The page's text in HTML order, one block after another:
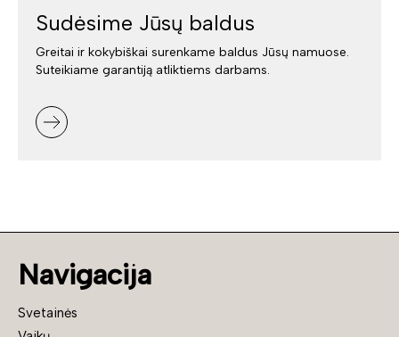
Sudėsime Jūsų baldus
Greitai ir kokybiškai surenkame baldus Jūsų namuose.
Suteikiame garantiją atliktiems darbams.
Navigacija
Svetainės